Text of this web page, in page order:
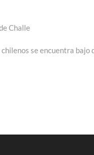
Challe
se encuentra bajo